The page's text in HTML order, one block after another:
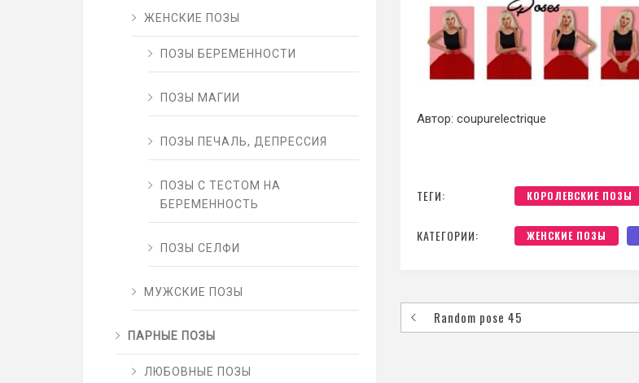
Автор: coupurelectrique
ТЕГИ: КОРОЛЕВСКИЕ ПОЗЫ
КАТЕГОРИИ: ЖЕНСКИЕ ПОЗЫ
Random pose 45
ЖЕНСКИЕ ПОЗЫ
ПОЗЫ БЕРЕМЕННОСТИ
ПОЗЫ МАГИИ
ПОЗЫ ПЕЧАЛЬ, ДЕПРЕССИЯ
ПОЗЫ С ТЕСТОМ НА
БЕРЕМЕННОСТЬ
ПОЗЫ СЕЛФИ
МУЖСКИЕ ПОЗЫ
ПАРНЫЕ ПОЗЫ
ЛЮБОВНЫЕ ПОЗЫ